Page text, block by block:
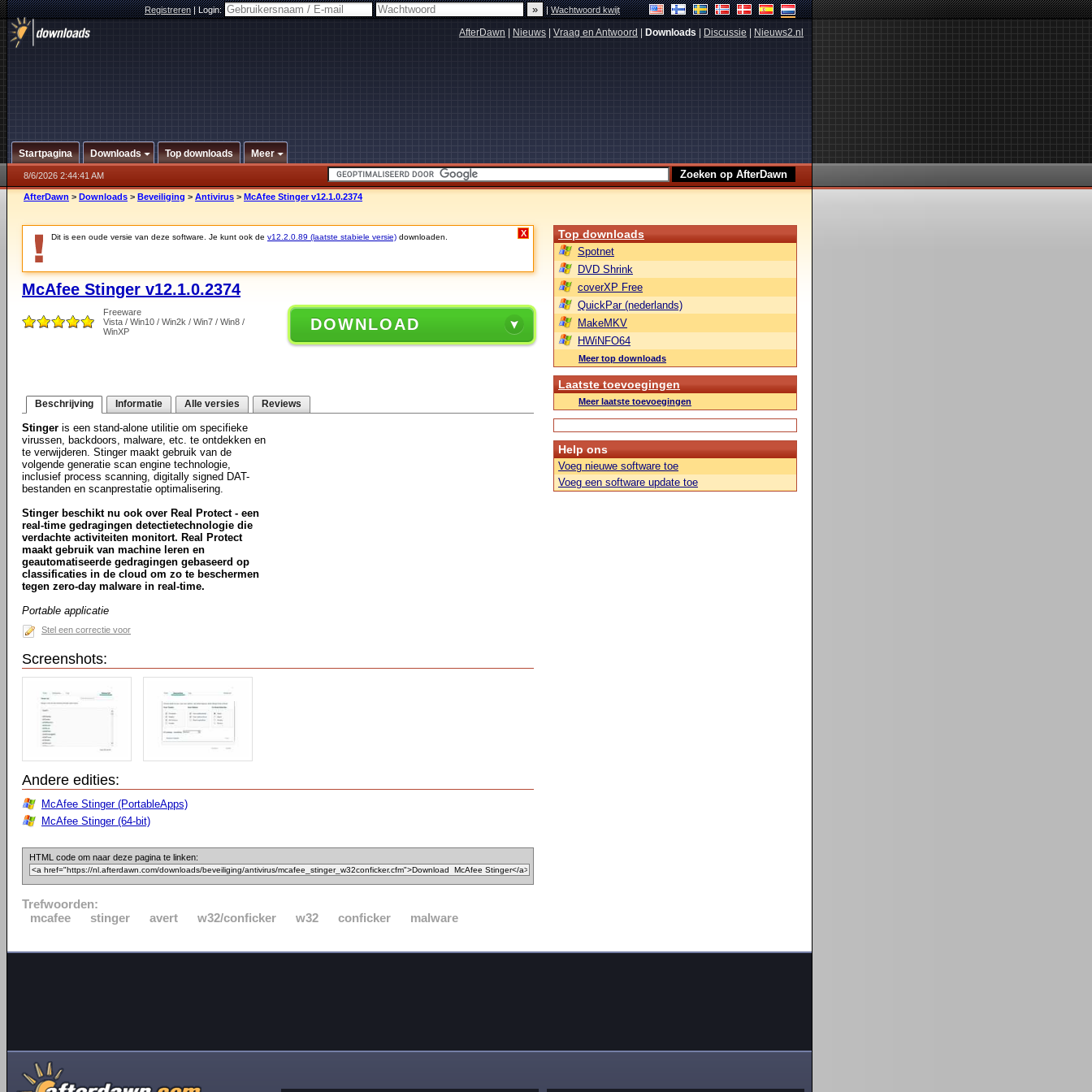
Registreren|Login: |Wachtwoord kwijt
AfterDawn Nieuws Vraag en Antwoord Downloads Discussie Nieuws2.nl
Startpagina Downloads Top downloads Meer
8/6/2026 2:44:41 AM
AfterDawn > Downloads > Beveiliging > Antivirus > McAfee Stinger v12.1.0.2374
Dit is een oude versie van deze software. Je kunt ook de v12.2.0.89 (laatste stabiele versie) downloaden. X
McAfee Stinger v12.1.0.2374
Freeware
Vista / Win10 / Win2k / Win7 / Win8 /
WinXP
DOWNLOAD
Beschrijving Informatie Alle versies Reviews
Stinger is een stand-alone utilitie om specifieke
virussen, backdoors, malware, etc. te ontdekken en
te verwijderen. Stinger maakt gebruik van de
volgende generatie scan engine technologie,
inclusief process scanning, digitally signed DAT-
bestanden en scanprestatie optimalisering.
Stinger beschikt nu ook over Real Protect - een
real-time gedragingen detectietechnologie die
verdachte activiteiten monitort. Real Protect
maakt gebruik van machine leren en
geautomatiseerde gedragingen gebaseerd op
classificaties in de cloud om zo te beschermen
tegen zero-day malware in real-time.
Portable applicatie
Stel een correctie voor
Screenshots:
Andere edities:
McAfee Stinger (PortableApps)
McAfee Stinger (64-bit)
HTML code om naar deze pagina te linken:
Trefwoorden:
mcafee
stinger avert w32/conficker w32 conficker malware
Top downloads
Spotnet
DVD Shrink
coverXP Free
QuickPar (nederlands)
MakeMKV
HWiNFO64
Meer top downloads
Laatste toevoegingen
Meer laatste toevoegingen
Help ons
Voeg nieuwe software toe
Voeg een software update toe